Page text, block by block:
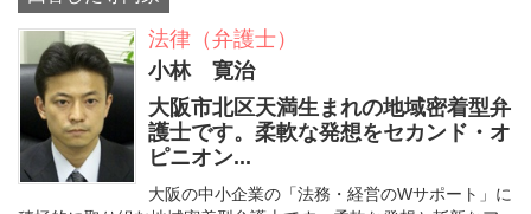
法律（弁護士）
小林 寛治
大阪市北区天満生まれの地域密着型弁
護士です。柔軟な発想をセカンド・オ
ピニオン...
大阪の中小企業の「法務・経営のWサポート」に